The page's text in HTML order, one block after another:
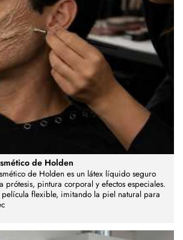
de Holden
de Holden es un látex líquido seguro
pintura corporal y efectos especiales.
película flexible, imitando la piel natural para